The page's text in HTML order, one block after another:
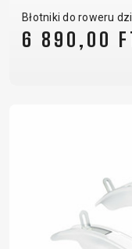
Błotniki do roweru
6 890,00